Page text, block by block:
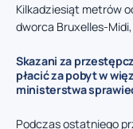
Kilkadziesiąt metrów
dworca Bruxelles-
Skazani za
płacić za pobyt w
ministerstwa
Podczas ostatniego